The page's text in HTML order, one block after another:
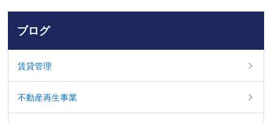
ブログ
賃貸管理
不動産再生事業